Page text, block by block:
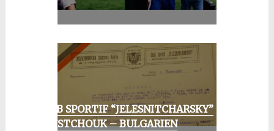
CLUB SPORTIF “JELESNITCHARSKY”
ROUSTCHOUK – BULGARIEN